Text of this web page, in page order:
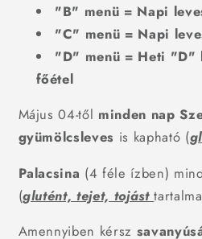
"B" menü = Napi
"C" menü = Napi
"D" menü = Heti "D"
főétel
Május 04-től minden nap
gyümölcsleves is kapható (
Palacsina (4 féle ízben)
(glutént, tejet, tojást
Amennyiben kérsz